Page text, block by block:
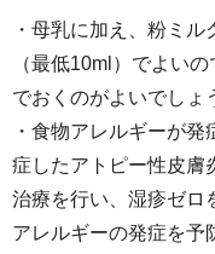
・母乳に加え、粉ミ
（最低10ml）でよい
でおくのがよいでしょ
・食物アレルギーが
症したアトピー性皮膚
治療を行い、湿疹ゼロ
アレルギーの発症を